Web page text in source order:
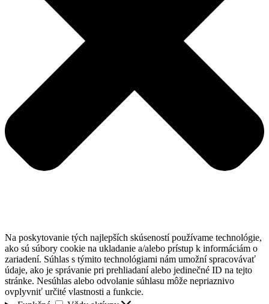
Na poskytovanie tých najlepších skúseností používame technológie,
ako sú súbory cookie na ukladanie a/alebo prístup k informáciám o
zariadení. Súhlas s týmito technológiami nám umožní spracovávať
údaje, ako je správanie pri prehliadaní alebo jedinečné ID na tejto
stránke. Nesúhlas alebo odvolanie súhlasu môže nepriaznivo
ovplyvniť určité vlastnosti a funkcie.